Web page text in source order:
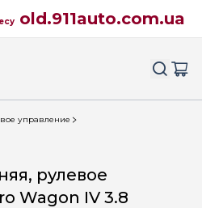
old.911auto.com.ua
управление
рулевое
Wagon IV 3.8